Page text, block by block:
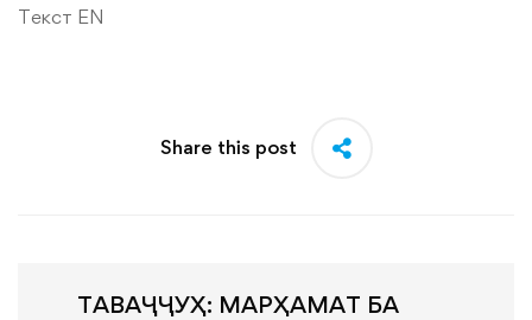
Текст EN
Share this post
ТАВАҶҶУҲ: МАРҲАМАТ БА